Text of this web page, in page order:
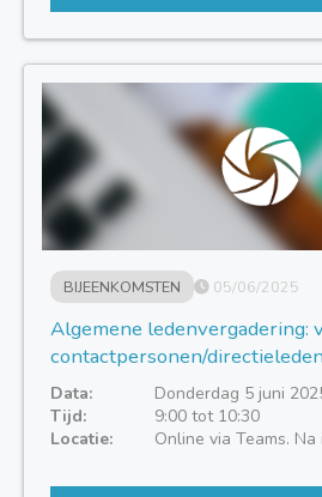
BIJEENKOMSTEN 05/06/2025
Algemene ledenvergadering:
contactpersonen/directieleden
Data:
Donderdag 5 juni
Tijd:
9:00 tot 10:30
Locatie:
Online via Teams.